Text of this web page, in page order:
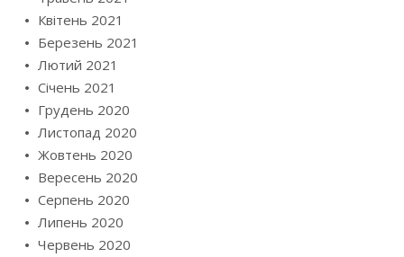
Квітень 2021
Березень 2021
Лютий 2021
Січень 2021
Грудень 2020
Листопад 2020
Жовтень 2020
Вересень 2020
Серпень 2020
Липень 2020
Червень 2020